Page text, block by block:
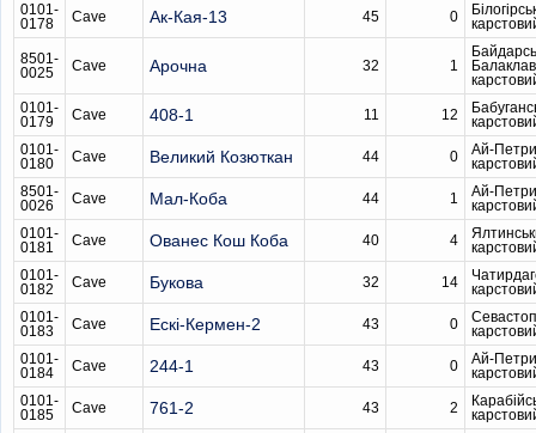
0101-
0178
Cave Ак-Кая-13 45 0
8501-
0025
Cave Арочна 32 1
0101-
0179
Cave 408-1 11 12
0101-
0180
Cave Великий Козюткан 44 0
Ай-
8501-
0026
Cave Мал-Коба 44 1
Ай-
0101-
0181
Cave Ованес Кош Коба 40 4
0101-
0182
Cave Букова 32 14
0101-
0183
Cave Ескі-Кермен-2 43 0
0101-
0184
Cave 244-1 43 0
Ай-
0101-
0185
Cave 761-2 43 2